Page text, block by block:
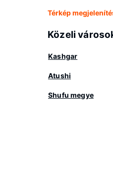
Térkép
Közeli
Kashgar
Atushi
Shufu megye